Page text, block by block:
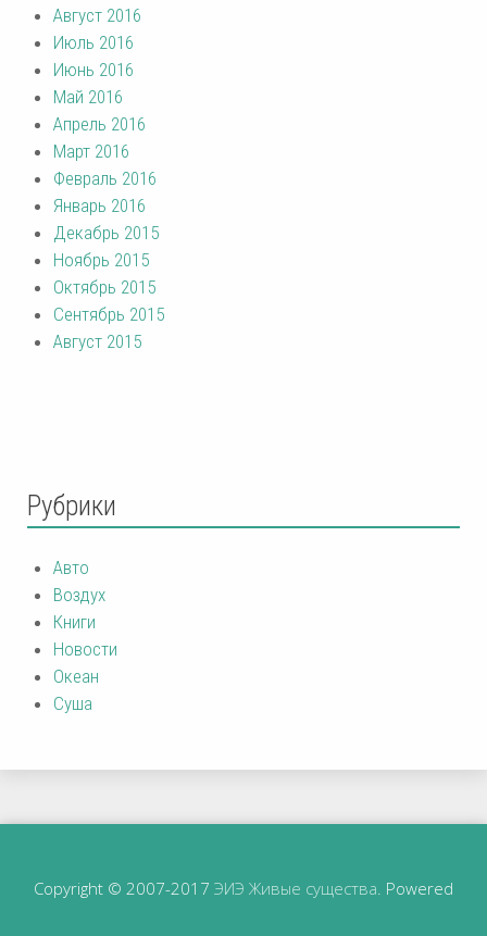
Август 2016
Июль 2016
Июнь 2016
Май 2016
Апрель 2016
Март 2016
Февраль 2016
Январь 2016
Декабрь 2015
Ноябрь 2015
Октябрь 2015
Сентябрь 2015
Август 2015
Рубрики
Авто
Воздух
Книги
Новости
Океан
Суша
Copyright © 2007-2017 ЭИЭ Живые существа . Powered